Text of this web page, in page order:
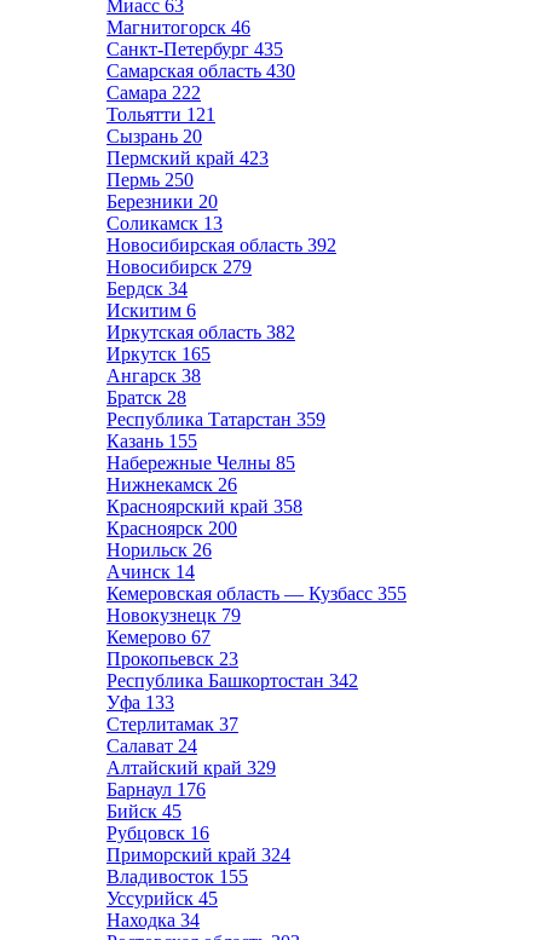
Миасс 63
Магнитогорск 46
Санкт-Петербург 435
Самарская область 430
Самара 222
Тольятти 121
Сызрань 20
Пермский край 423
Пермь 250
Березники 20
Соликамск 13
Новосибирская область 392
Новосибирск 279
Бердск 34
Искитим 6
Иркутская область 382
Иркутск 165
Ангарск 38
Братск 28
Республика Татарстан 359
Казань 155
Набережные Челны 85
Нижнекамск 26
Красноярский край 358
Красноярск 200
Норильск 26
Ачинск 14
Кемеровская область — Кузбасс 355
Новокузнецк 79
Кемерово 67
Прокопьевск 23
Республика Башкортостан 342
Уфа 133
Стерлитамак 37
Салават 24
Алтайский край 329
Барнаул 176
Бийск 45
Рубцовск 16
Приморский край 324
Владивосток 155
Уссурийск 45
Находка 34